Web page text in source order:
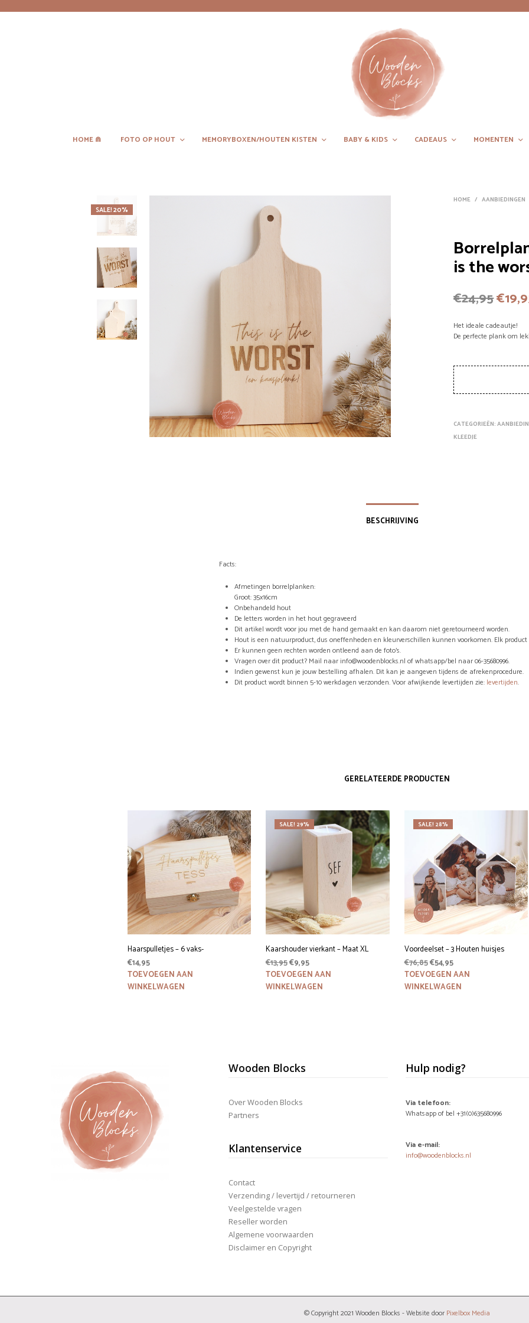
HOME ⋒ FOTO OP HOUT MEMORYBOXEN/HOUTEN KISTEN BABY & KIDS CADEAUS MOMENTEN
SALE! 20%
HOME / AANBIEDINGEN
is the
€24,95
prijs
was:
€
Het ideale cadeautje!
De perfecte plank om
CATEGORIEËN:
KLEEDJE
BESCHRIJVING
Facts:
Afmetingen borrelplanken:
Groot: 35x16cm
Onbehandeld hout
De letters worden in het hout gegraveerd
Dit artikel wordt voor jou met de hand gemaakt en kan daarom niet geretourneerd worden.
Hout is een natuurproduct, dus oneffenheden en kleurverschillen kunnen voorkomen. Elk
Er kunnen geen rechten worden ontleend aan de foto’s.
Vragen over dit product? Mail naar info@woodenblocks.nl of whatsapp/bel naar 06-35680996.
Indien gewenst kun je jouw bestelling afhalen. Dit kan je aangeven tijdens de afrekenprocedure.
Dit product wordt binnen 5-10 werkdagen verzonden. Voor afwijkende levertijden zie: levertijden.
GERELATEERDE PRODUCTEN
Haarspulletjes – 6 vaks-
€14,95
TOEVOEGEN AAN
WINKELWAGEN
SALE! 29%
Kaarshouder vierkant – Maat XL
€13,95Oorspronkelijke
prijs
was:
€9,95Huidige
prijs
is:
TOEVOEGEN AAN
WINKELWAGEN
SALE! 28%
Voordeelset – 3 Houten huisjes
€76,85Oorspronkelijke
prijs
was:
€54,95Huidige
prijs
is:
TOEVOEGEN AAN
WINKELWAGEN
Wooden Blocks
Over Wooden Blocks
Partners
Klantenservice
Contact
Verzending / levertijd / retourneren
Veelgestelde vragen
Reseller worden
Algemene voorwaarden
Disclaimer en Copyright
Hulp nodig?
Via telefoon:
Whatsapp of bel +31(0)635680996
Via e-mail:
info@woodenblocks.nl
© Copyright 2021 Wooden Blocks - Website door Pixelbox Media